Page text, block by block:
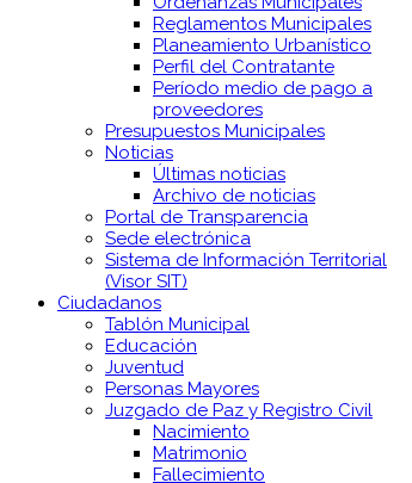
Reglamentos Municipales
Planeamiento Urbanístico
Perfil del Contratante
Período medio de pago a
proveedores
Presupuestos Municipales
Noticias
Últimas noticias
Archivo de noticias
Portal de Transparencia
Sede electrónica
Sistema de Información Territorial
(Visor SIT)
Ciudadanos
Tablón Municipal
Educación
Juventud
Personas Mayores
Juzgado de Paz y Registro Civil
Nacimiento
Matrimonio
Fallecimiento